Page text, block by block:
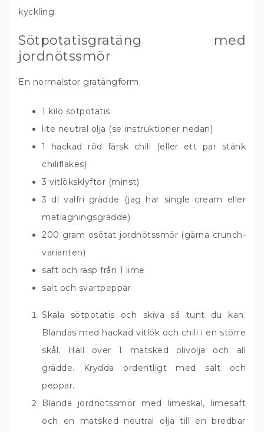
kyckling.
Sötpotatisgratäng med
jordnötssmör
En normalstor gratängform.
1 kilo sötpotatis
lite neutral olja (se instruktioner nedan)
1 hackad röd färsk chili (eller ett par stänk
chiliflakes)
3 vitlöksklyftor (minst)
3 dl valfri grädde (jag har single cream eller
matlagningsgrädde)
200 gram osötat jordnötssmör (gärna crunch-
varianten)
saft och rasp från 1 lime
salt och svartpeppar
Skala sötpotatis och skiva så tunt du kan.
Blandas med hackad vitlök och chili i en större
skål. Häll över 1 matsked olivolja och all
grädde. Krydda ordentligt med salt och
peppar.
Blanda jordnötssmör med limeskal, limesaft
och en matsked neutral olja till en bredbar